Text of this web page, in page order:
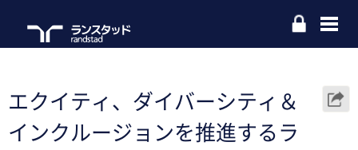
エクイティ、ダイバーシティ＆
インクルージョンを推進するラ